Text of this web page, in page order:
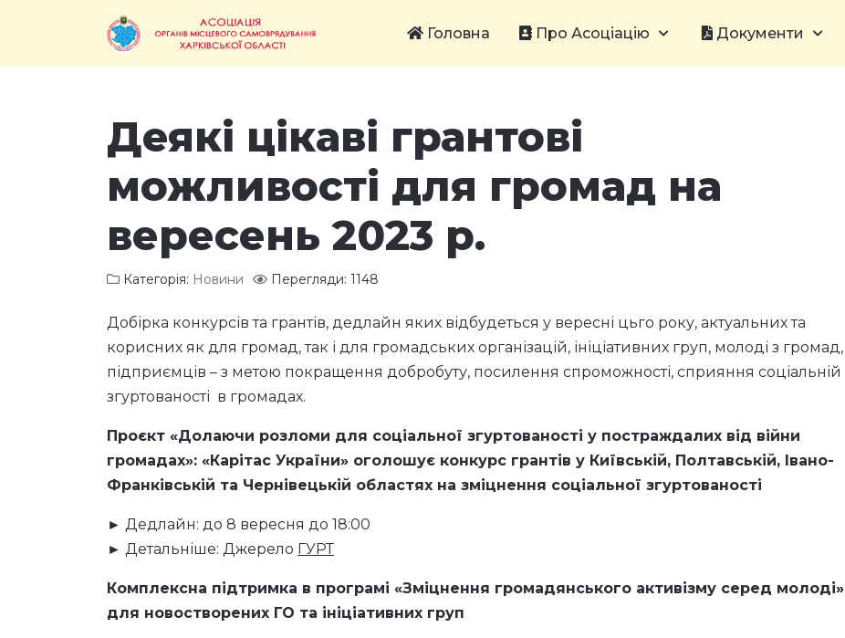
Головна Про Асоціацію Документи
Деякі цікаві грантові
можливості для громад на
вересень 2023 р.
Категорія: Новини Перегляди: 1148
Добірка конкурсів та грантів, дедлайн яких відбудеться у вересні цьго року, актуальних та
корисних як для громад, так і для громадських організацій, ініціативних груп, молоді з громад,
підприємців – з метою покращення добробуту, посилення спроможності, сприяння соціальній
згуртованості в громадах.
Проєкт «Долаючи розломи для соціальної згуртованості у постраждалих від війни
громадах»: «Карітас України» оголошує конкурс грантів у Київській, Полтавській, Івано-
Франківській та Чернівецькій областях на зміцнення соціальної згуртованості
► Дедлайн: до 8 вересня до 18:00
► Детальніше: Джерело ГУРТ
Комплексна підтримка в програмі «Зміцнення громадянського активізму серед молоді»
для новостворених ГО та ініціативних груп